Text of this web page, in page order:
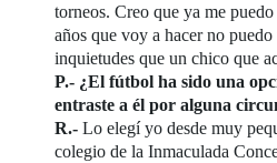
torneos. Creo que ya me
años que voy a hacer no puedo
inquietudes que un chico que
P.- ¿El fútbol ha sido una
entraste a él por alguna
R.-Lo elegí yo desde muy
colegio de la Inmaculada